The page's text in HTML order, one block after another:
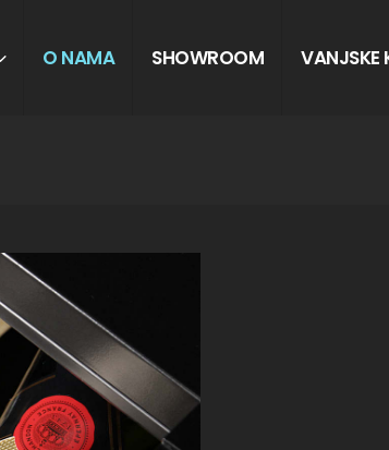
O NAMA SHOWROOM VANJSKE